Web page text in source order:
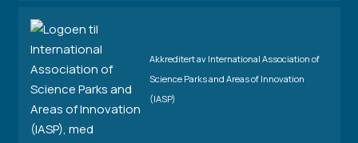
Akkreditert av International Association of
Science Parks and Areas of Innovation
(IASP)